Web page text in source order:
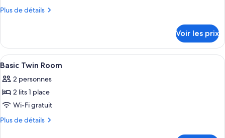
Plus de détails
Plus
le
type
de
Chambre
Voir les prix
Afficher
toutes
les
photos
pour
ce
Une chambre d’hôtel avec deux lits,
5
Basic Twin Room
2 personnes
2 lits 1 place
Wi-Fi gratuit
Plus de détails
Plus